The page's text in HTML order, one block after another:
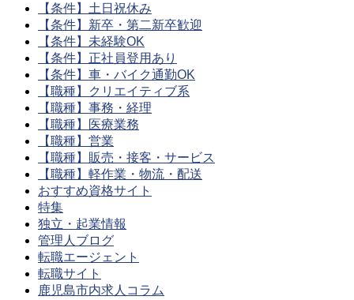
【条件】土日祝休み
【条件】新卒・第二新卒歓迎
【条件】未経験OK
【条件】正社員登用あり
【条件】車・バイク通勤OK
【職種】クリエイティブ系
【職種】事務・経理
【職種】医療業務
【職種】営業
【職種】販売・接客・サービス
【職種】軽作業・物流・配送
おすすめ資格サイト
特集
独立・起業情報
管理人ブログ
転職エージェント
転職サイト
鹿児島市内求人コラム